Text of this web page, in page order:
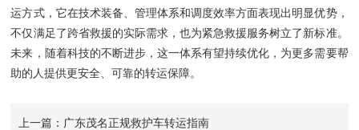
运方式，它在技术装备、管理体系和调度效率方面表现出明显优势，
不仅满足了跨省救援的实际需求，也为紧急救援服务树立了新标准。
未来，随着科技的不断进步，这一体系有望持续优化，为更多需要帮
助的人提供更安全、可靠的转运保障。
上一篇：广东茂名正规救护车转运指南